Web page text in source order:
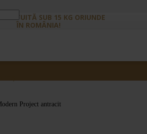
GRATUITĂ SUB 15 KG ORIUNDE
ÎN ROMÂNIA!
Project antracit